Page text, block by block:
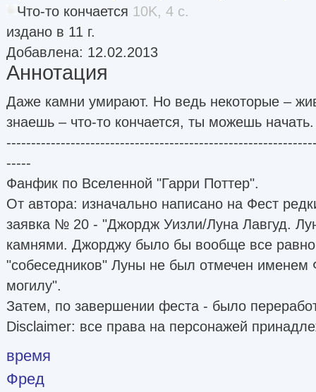
Что-то кончается 10K, 4 с.
издано в 11 г.
Добавлена: 12.02.2013
Аннотация
Даже камни умирают. Но ведь некоторые –
знаешь – что-то кончается, ты можешь
-----
Фанфик по Вселенной "Гарри Поттер".
От автора: изначально написано на Фест
заявка № 20 - "Джордж Уизли/Луна Лавгуд.
камнями. Джорджу было бы вообще все
"собеседников" Луны не был отмечен именем
могилу".
Затем, по завершении феста - было
Disclaimer: все права на персонажей
время
Фред